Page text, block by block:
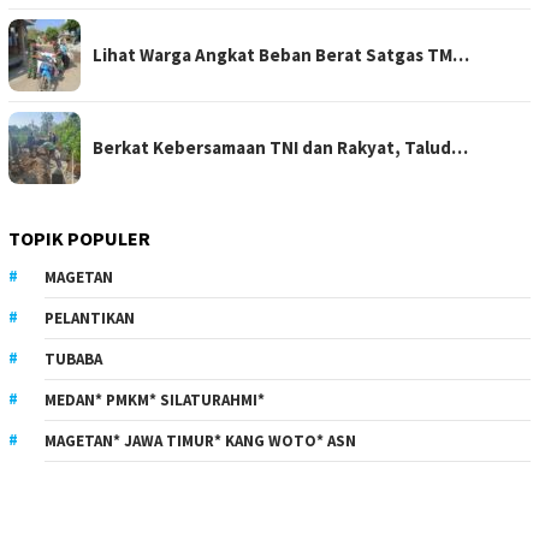
Lihat Warga Angkat Beban Berat Satgas TM…
Berkat Kebersamaan TNI dan Rakyat, Talud…
TOPIK POPULER
MAGETAN
PELANTIKAN
TUBABA
MEDAN* PMKM* SILATURAHMI*
MAGETAN* JAWA TIMUR* KANG WOTO* ASN